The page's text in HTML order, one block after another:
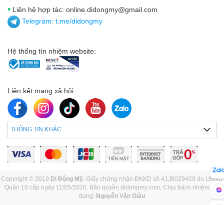
• Liên hệ hợp tác: online.didongmy@gmail.com
Telegram: t.me/didongmy
Hệ thống tín nhiệm website:
Liên kết mạng xã hội:
THÔNG TIN KHÁC
Copyright © 2019 Di Động Mỹ. Giấy chứng nhận ĐKKD số 41J8029429 do UBND
Quận 10 cấp ngày 11/05/2020. Bản quyền didongmy.com, Chịu trách nhiệm nội
dung: Nguyễn Văn Giàu